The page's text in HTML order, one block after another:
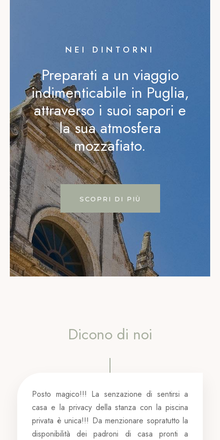
NEI DINTORNI
Preparati a un viaggio
indimenticabile in Puglia,
attraverso i suoi sapori e
la sua atmosfera
mozzafiato.
SCOPRI DI PIÙ
Dicono di noi
Posto magico!!! La senzazione di sentirsi a
casa e la privacy della stanza con la piscina
privata è unica!!! Da menzionare sopratutto la
disponibilità dei padroni di casa pronti a